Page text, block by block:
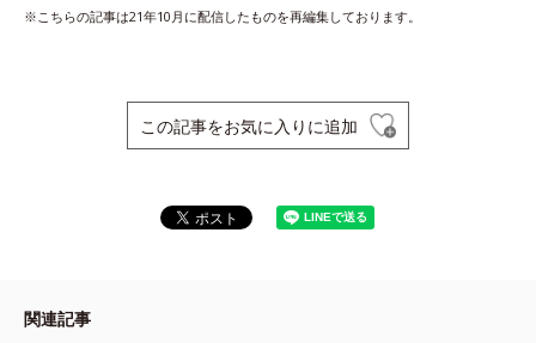
※こちらの記事は21年10月に配信したものを再編集しております。
この記事をお気に入りに追加
関連記事